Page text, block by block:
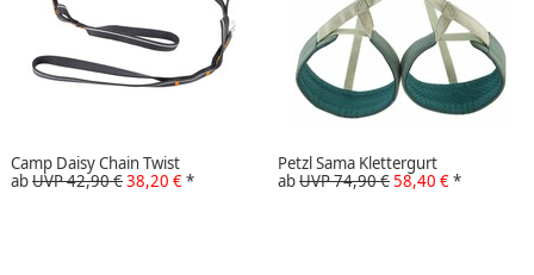
Camp Daisy Chain Twist
abUVP 42,90 €38,20 €*
Petzl Sama Klettergurt
abUVP 74,90 €58,40 €*